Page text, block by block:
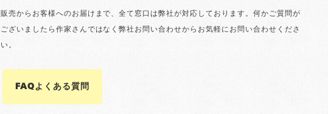
販売からお客様へのお届けまで、全て窓口は弊社が対応しております。何かご質問が
ございましたら作家さんではなく弊社お問い合わせからお気軽にお問い合わせくださ
い。
FAQよくある質問